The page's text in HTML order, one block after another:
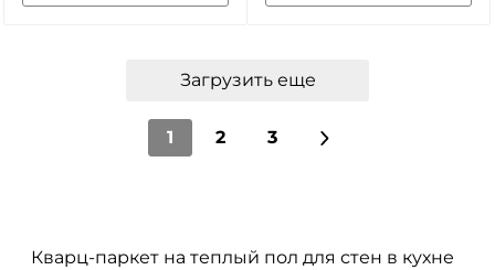
Загрузить еще
1 2 3
Кварц-паркет на теплый пол для стен в кухне